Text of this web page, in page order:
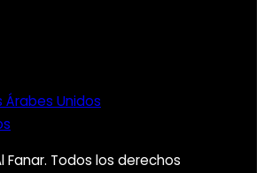
Árabes Unidos
Fanar. Todos los derechos